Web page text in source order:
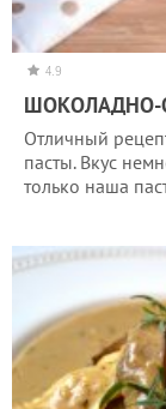
4.9
ШОКОЛАДНО-
Отличный
пасты. Вкус
только наша